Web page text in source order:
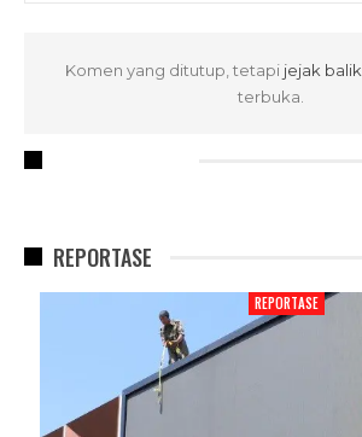
Komen yang ditutup, tetapi jejak balik
terbuka.
REPORTASE
REPORTASE